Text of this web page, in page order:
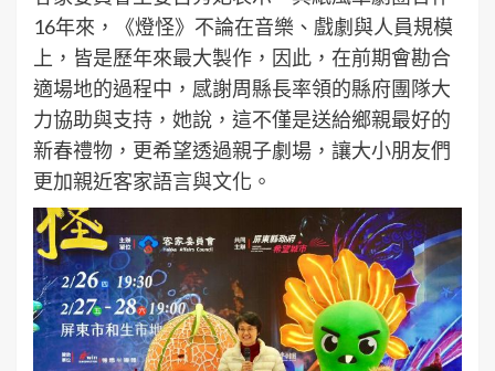
16年來，《燈怪》不論在音樂、戲劇與人員規模
上，皆是歷年來最大製作，因此，在前期會勘合
適場地的過程中，感謝周縣長率領的縣府團隊大
力協助與支持，她說，這不僅是送給鄉親最好的
新春禮物，更希望透過親子劇場，讓大小朋友們
更加親近客家語言與文化。